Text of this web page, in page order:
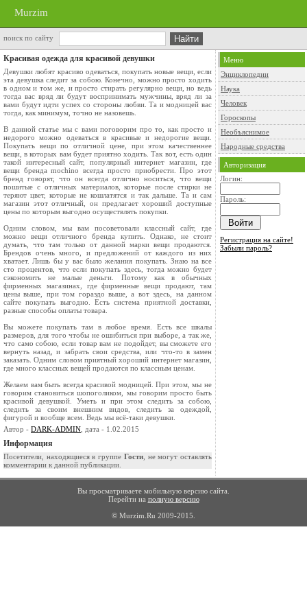
Murzim
поиск по сайту
Красивая одежда для красивой девушки
Девушки любят красиво одеваться, покупать новые вещи, если
эта девушка следит за собою. Конечно, можно просто ходить
в одном и том же, и просто стирать регулярно вещи, но ведь
тогда вас вряд ли будут воспринимать мужчины, вряд ли за
вами будут идти успех со стороны любви. Та и модницей вас
тогда, как минимум, точно не назовешь.
В данной статье мы с вами поговорим про то, как просто и
недорого можно одеваться в красивые и недорогие вещи.
Покупать вещи по отличной цене, при этом качественнее
вещи, в которых вам будет приятно ходить. Так вот, есть один
такой интересный сайт, популярный интернет магазин, где
вещи бренда mochino всегда просто приобрести. Про этот
бренд говорят, что он всегда отлично носиться, что вещи
пошитые с отличных материалов, которые после стирки не
теряют цвет, которые не кошлатятся и так дальше. Та и сам
магазин этот отличный, он предлагает хороший доступные
цены по которым выгодно осуществлять покупки.
Одним словом, мы вам посоветовали классный сайт, где
можно вещи отличного бренда купить. Однако, не стоит
думать, что там только от данной марки вещи продаются.
Брендов очень много, и предложений от каждого из них
хватает. Лишь бы у вас было желания покупать. Знаю на все
сто процентов, что если покупать здесь, тогда можно будет
сэкономить не малые деньги. Потому как в обычных
фирменных магазинах, где фирменные вещи продают, там
цены выше, при том гораздо выше, а вот здесь, на данном
сайте покупать выгодно. Есть система приятной доставки,
разные способы оплаты товара.
Вы можете покупать там в любое время. Есть все шкалы
размеров, для того чтобы не ошибиться при выборе, а так же,
что само собою, если товар вам не подойдет, вы сможете его
вернуть назад, и забрать свои средства, или что-то в замен
заказать. Одним словом приятный хороший интернет магазин,
где много классных вещей продаются по классным ценам.
Желаем вам быть всегда красивой модницей. При этом, мы не
говорим становиться шопоголиком, мы говорим просто быть
красивой девушкой. Уметь и при этом следить за собою,
следить за своим внешним видов, следить за одеждой,
фигурой и вообще всем. Ведь мы всё-таки девушки.
Автор - DARK-ADMIN , дата - 1.02.2015
Информация
Посетители, находящиеся в группе Гости, не могут оставлять
комментарии к данной публикации.
Меню
Энциклопедии
Наука
Человек
Гороскопы
Необъяснимое
Народные средства
Авторизация
Логин:
Пароль:
Регистрация на сайте!
Забыли пароль?
Вы просматриваете мобильную версию сайта.
Перейти на полную версию
© Murzim.Ru 2009-2015.